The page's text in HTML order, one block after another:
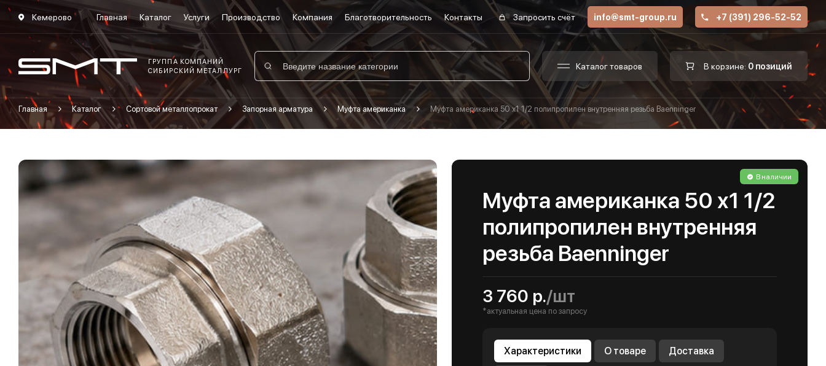
Кемерово Главная Каталог Услуги Производство Компания Благотворительность Контакты Запросить счёт info@smt-group.ru +7 (391) 296-52-52
ГРУППА КОМПАНИЙ
СИБИРСКИЙ МЕТАЛЛУРГ
Каталог товаров В корзине: 0 позиций
Главная Каталог Сортовой металлопрокат Запорная арматура Муфта американка Муфта американка 50 х1 1/2 полипропилен внутренняя резьба Baenninger
В наличии
Муфта американка 50 х1 1/2
полипропилен внутренняя
резьба Baenninger
3 760 р./шт
*актуальная цена по запросу
Характеристики О товаре Доставка